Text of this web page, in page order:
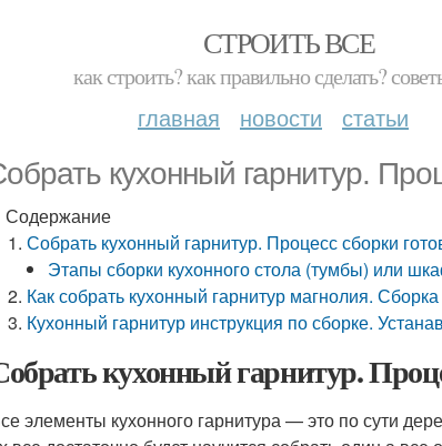
СТРОИТЬ ВСЕ
как строить? как правильно сделать?
главная новости статьи
кухонный гарнитур.
Содержание
Собрать кухонный гарнитур. Процесс сборки
Этапы сборки кухонного стола (тумбы) или
Как собрать кухонный гарнитур магнолия.
Кухонный гарнитур инструкция по сборке.
кухонный гарнитур.
элементы кухонного гарнитура — это по сути